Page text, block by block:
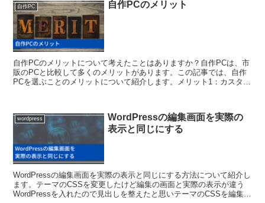
自作PC 自作PCのメリット
自作PCのメリットについて考えたことはありますか？自作PCは、市
販のPCと比較して多くのメリットがあります。この記事では、自作
PCを選ぶことのメリットについて紹介します。メリット1：カスタマ
wordpress
WordPressの編集画面を実際の
表示と同じにする
WordPressの編集画面を実際の表示と同じにする方法について紹介し
ます。テーマのCSSを変更したけど編集の画面と実際の表示が違う
WordPressを入れたので見出しを整えたと思いテーマのCSSを編集し